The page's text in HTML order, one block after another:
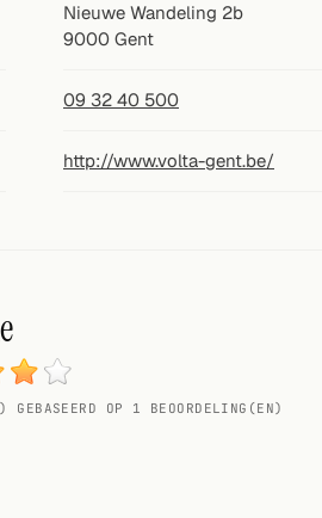
Nieuwe Wandeling 2b
9000 Gent
09 32 40 500
http://www.volta-gent.be/
GEBASEERD OP 1 BEOORDELING(EN)